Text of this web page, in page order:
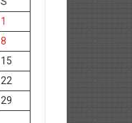
1
8
15
22
29